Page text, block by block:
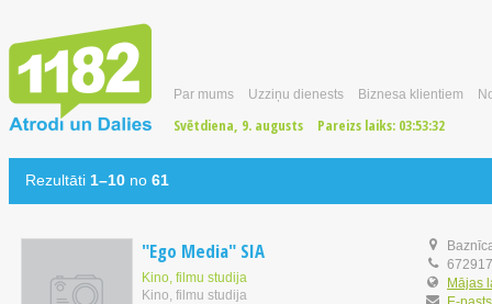
Par mums Uzziņu dienests Biznesa klientiem
Svētdiena, 9. augusts Pareizs laiks: 03:53:33
Rezultāti 1–10 no 61
"Ego Media" SIA
Kino, filmu studija
Kino, filmu studija
Mājas